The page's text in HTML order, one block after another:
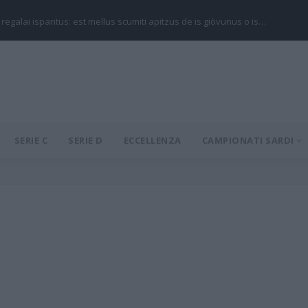
regalai ispantus: est mellus scumiti apitzus de is giòvunus o is…
SERIE C SERIE D ECCELLENZA CAMPIONATI SARDI